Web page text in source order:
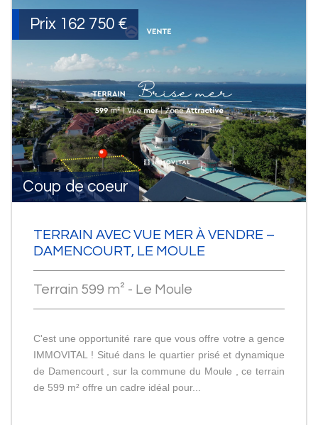
Coup de coeur
Prix 162 750 €
TERRAIN AVEC VUE MER À VENDRE –
DAMENCOURT, LE MOULE
Terrain 599 m² - Le Moule
C'est une opportunité rare que vous offre votre a gence
IMMOVITAL ! Situé dans le quartier prisé et dynamique
de Damencourt , sur la commune du Moule , ce terrain
de 599 m² offre un cadre idéal pour...